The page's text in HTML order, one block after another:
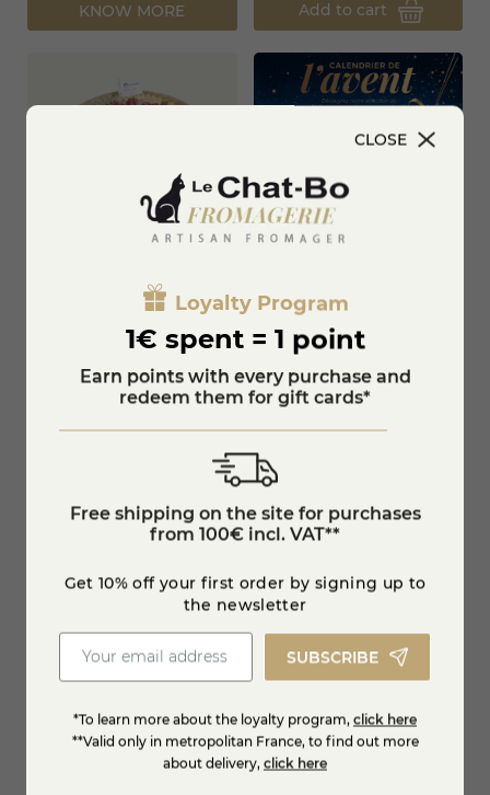
KNOW MORE Add to cart
Raclette du Jura &
€26.95
KNOW MORE
2026 Artisan Cheese
Advent Calendar - Le
Chat-Bo
€85.95
Add to cart
Bleating raclette tray
Tray raclette qui a vu
l'ours
€19.95
CLOSE
Loyalty Program
1€ spent = 1 point
Earn points with every purchase and
redeem them for gift cards*
Free shipping on the site for purchases
from 100€ incl. VAT**
Get 10% off your first order by signing up to
the newsletter
SUBSCRIBE
*To learn more about the loyalty program, click here
**Valid only in metropolitan France, to find out more
about delivery, click here